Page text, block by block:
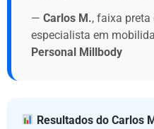
— Carlos M., faixa
especialista em
Personal Millbody
Resultados do Carlos